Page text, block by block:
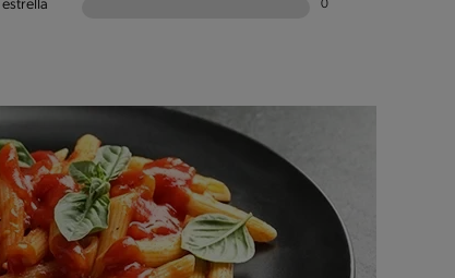
estrella 0